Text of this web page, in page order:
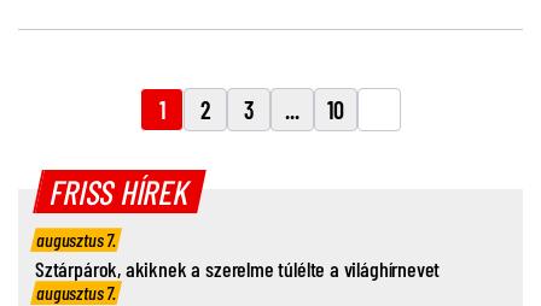
1 2 3 ... 10
FRISS HÍREK
augusztus 7.
Sztárpárok, akiknek a szerelme túlélte a világhírnevet
augusztus 7.